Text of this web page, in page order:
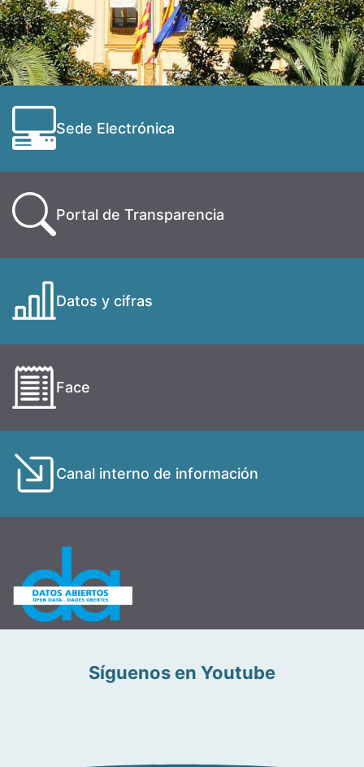
Sede Electrónica
Portal de Transparencia
Datos y cifras
Face
Canal interno de información
Síguenos en Youtube